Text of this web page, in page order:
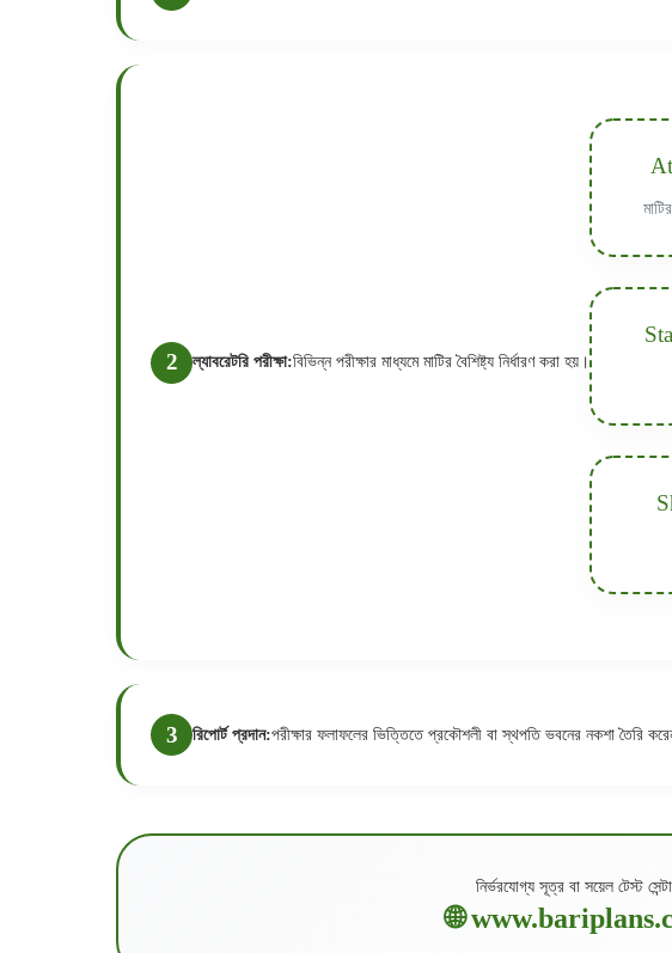
ল্যাবরেটরি পরীক্ষা:বিভিন্ন পরীক্ষার মাধ্যমে মাটির বৈশিষ্ট্য নির্ধারণ করা হয়।
রিপোর্ট প্রদান:পরীক্ষার ফলাফলের ভিত্তিতে প্রকৌশলী বা স্থপতি ভবনের নকশা তৈরি
নির্ভরযোগ্য সূত্র বা সয়েল টেস্ট
🌐